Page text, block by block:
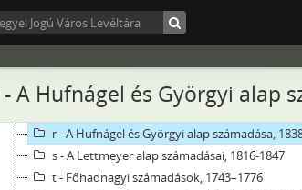
A Hufnágel és Györgyi alap
m - A Camillus rk. templom számadásai,
n - A szabadhegyi rk. templom számadásai,
o - Az újvárosi rk. templom számadásai,
p - A Kálvária alap számadásai, 1847
q - Az alapítványi pénztár számadásai,
r - A Hufnágel és Györgyi alap számadása,
s - A Lettmeyer alap számadásai, 1816-1847
t - Főhadnagyi számadások, 1743–1776